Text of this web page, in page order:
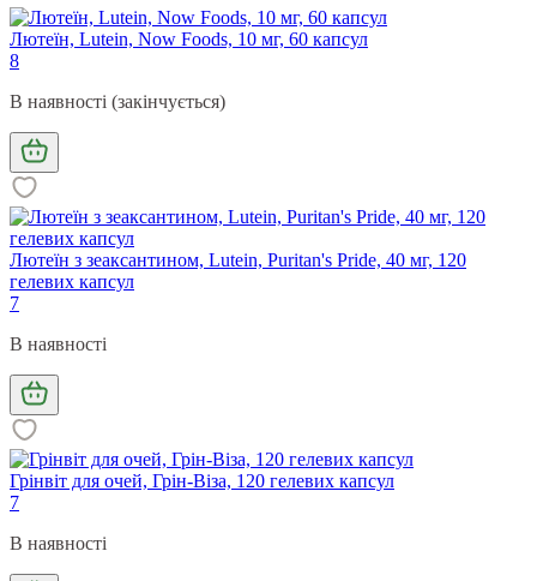
Лютеїн, Lutein, Now Foods, 10 мг, 60 капсул
8
В наявності (закінчується)
Лютеїн з зеаксантином, Lutein, Puritan's Pride, 40 мг, 120
гелевих капсул
7
В наявності
Грінвіт для очей, Грін-Віза, 120 гелевих капсул
7
В наявності